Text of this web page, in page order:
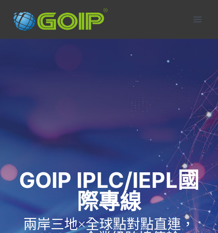
content
GOIP IPLC/IEPL國
際專線
兩岸三地×全球點對點直連，